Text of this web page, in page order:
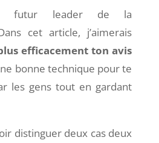
futur leader de la
cet article, j’aimerais
efficacement ton avis
bonne technique pour te
les gens tout en gardant
distinguer deux cas deux